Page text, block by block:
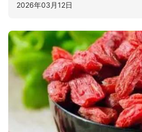
2026年03月12日